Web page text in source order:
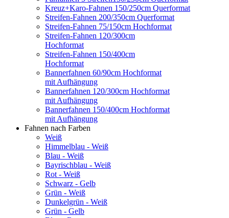
Kreuz+Karo-Fahnen 150/250cm Querformat
Streifen-Fahnen 200/350cm Querformat
Streifen-Fahnen 75/150cm Hochformat
Streifen-Fahnen 120/300cm
Hochformat
Streifen-Fahnen 150/400cm
Hochformat
Bannerfahnen 60/90cm Hochformat
mit Aufhängung
Bannerfahnen 120/300cm Hochformat
mit Aufhängung
Bannerfahnen 150/400cm Hochformat
mit Aufhängung
Fahnen nach Farben
Weiß
Himmelblau - Weiß
Blau - Weiß
Bayrischblau - Weiß
Rot - Weiß
Schwarz - Gelb
Grün - Weiß
Dunkelgrün - Weiß
Grün - Gelb